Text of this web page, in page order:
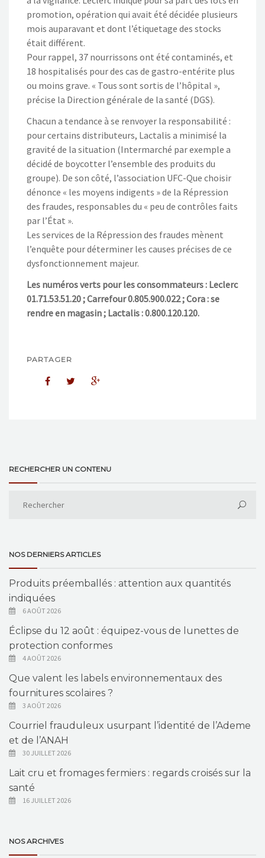
promotion, opération qui avait été décidée plusieurs
mois auparavant et dont l’étiquetage des stocks
était différent.
Pour rappel, 37 nourrissons ont été contaminés, et
18 hospitalisés pour des cas de gastro-entérite plus
ou moins grave. « Tous sont sortis de l’hôpital »,
précise la Direction générale de la santé (DGS).
Chacun a tendance à se renvoyer la responsabilité :
pour certains distributeurs, Lactalis a minimisé la
gravité de la situation (Intermarché par exemple a
décidé de boycotter l’ensemble des produits du
groupe). De son côté, l’association UFC-Que choisir
dénonce « les moyens indigents » de la Répression
des fraudes, responsables du « peu de contrôles faits
par l’État ».
Les services de la Répression des fraudes mènent
l’enquête pour déterminer les causes précises de ce
dysfonctionnement majeur.
Les numéros verts pour les consommateurs : Leclerc
01.71.53.51.20 ; Carrefour 0.805.900.022 ; Cora : se
rendre en magasin ; Lactalis : 0.800.120.120.
PARTAGER
RECHERCHER UN CONTENU
NOS DERNIERS ARTICLES
Produits préemballés : attention aux quantités
indiquées
6 AOÛT 2026
Éclipse du 12 août : équipez-vous de lunettes de
protection conformes
4 AOÛT 2026
Que valent les labels environnementaux des
fournitures scolaires ?
3 AOÛT 2026
Courriel frauduleux usurpant l’identité de l’Ademe
et de l’ANAH
30 JUILLET 2026
Lait cru et fromages fermiers : regards croisés sur la
santé
16 JUILLET 2026
NOS ARCHIVES